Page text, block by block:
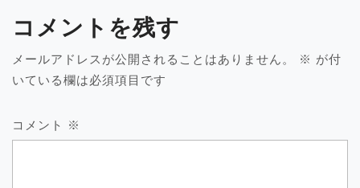
ゲ
ー
シ
ョ
コメントを残す
メールアドレスが公開されることはありません。 ※ が付
いている欄は必須項目です
コメント ※